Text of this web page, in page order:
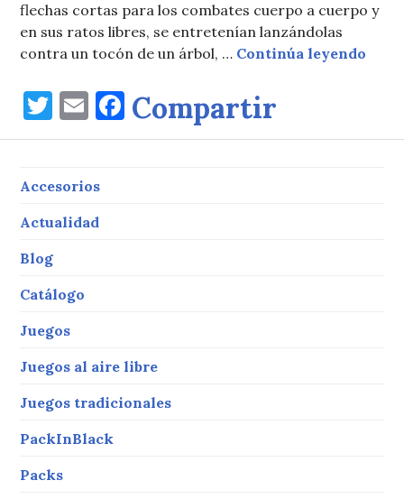
flechas cortas para los combates cuerpo a cuerpo y
en sus ratos libres, se entretenían lanzándolas
contra un tocón de un árbol, … Continúa leyendo
T
w
te
r
E
m
l
F
a
Compartir
Accesorios
Actualidad
Blog
Catálogo
Juegos
Juegos al aire libre
Juegos tradicionales
PackInBlack
Packs